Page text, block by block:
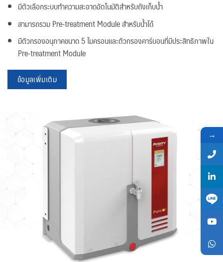
มีตัวเลือกระบบทำความสะอาดอัตโนมัติสำหรับถังเก็บน้ำ
สามารถรวม Pre-treatment Module สำหรับน้ำได้
มีตัวกรองอนุภาคขนาด 5 ไมครอนและตัวกรองคาร์บอนที่มีประสิทธิภาพใน
Pre-treatment Module
ข้อมูลเพิ่มเติม
→